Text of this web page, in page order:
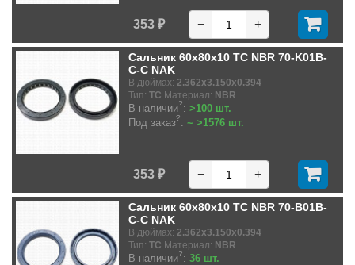
353 ₽ − +
Сальник 60x80x10 TC NBR 70-K01B-
C-C NAK
В дюймах: 2.362x3.150x0.394
Тип: TC Материал: NBR
В наличии?: >100 шт.
Под заказ?: ~ >1576 шт.
353 ₽ − +
Сальник 60x80x10 TC NBR 70-B01B-
C-C NAK
В дюймах: 2.362x3.150x0.394
Тип: TC Материал: NBR
В наличии?: 36 шт.